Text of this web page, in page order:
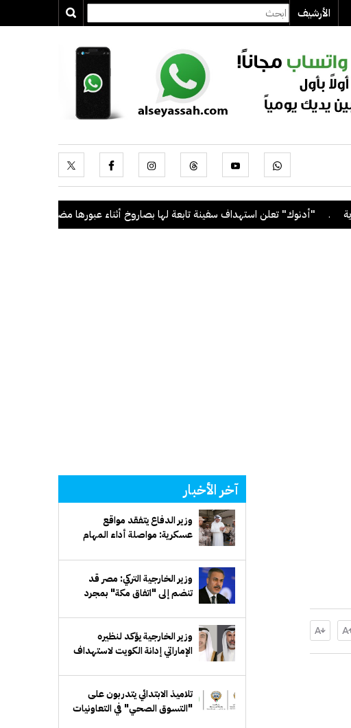
الأرشيف
"أدنوك" تعلن استهداف سفينة تابعة لها بصاروخ أثناء عبورها مضيق هرمز
آخر الأخبار
وزير الدفاع يتفقد مواقع
عسكرية: مواصلة أداء المهام
الوطن واستقراره
وزير الخارجية التركي: مصر قد
تنضم إلى "اتفاق مكة" بمجرد
وزير الخارجية يؤكد لنظيره
الإماراتي إدانة الكويت لاستهداف
تلاميذ الابتدائي يتدربون على
"التسوق الصحي" في التعاونيات